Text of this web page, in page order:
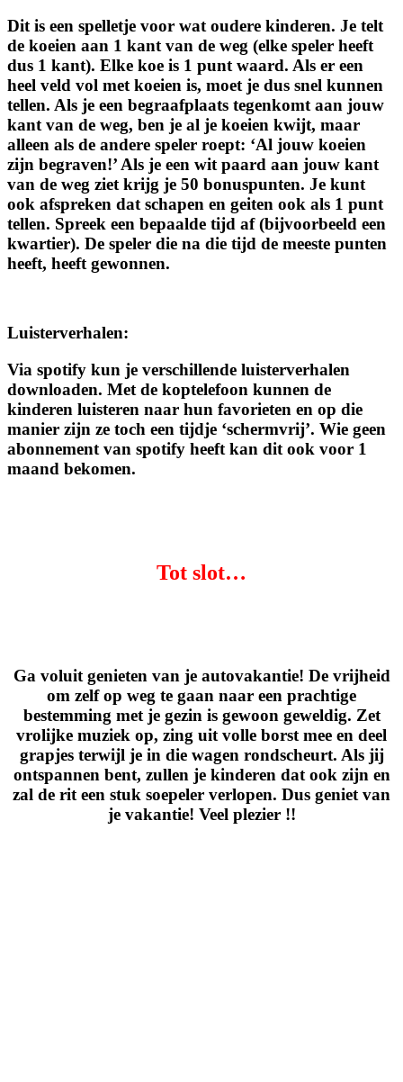
Dit is een spelletje voor wat oudere kinderen. Je telt
de koeien aan 1 kant van de weg (elke speler heeft
dus 1 kant). Elke koe is 1 punt waard. Als er een
heel veld vol met koeien is, moet je dus snel kunnen
tellen. Als je een begraafplaats tegenkomt aan jouw
kant van de weg, ben je al je koeien kwijt, maar
alleen als de andere speler roept: ‘Al jouw koeien
zijn begraven!’ Als je een wit paard aan jouw kant
van de weg ziet krijg je 50 bonuspunten. Je kunt
ook afspreken dat schapen en geiten ook als 1 punt
tellen. Spreek een bepaalde tijd af (bijvoorbeeld een
kwartier). De speler die na die tijd de meeste punten
heeft, heeft gewonnen.
Luisterverhalen:
Via spotify kun je verschillende luisterverhalen
downloaden. Met de koptelefoon kunnen de
kinderen luisteren naar hun favorieten en op die
manier zijn ze toch een tijdje ‘schermvrij’. Wie geen
abonnement van spotify heeft kan dit ook voor 1
maand bekomen.
Tot slot…
Ga voluit genieten van je autovakantie! De vrijheid
om zelf op weg te gaan naar een prachtige
bestemming met je gezin is gewoon geweldig. Zet
vrolijke muziek op, zing uit volle borst mee en deel
grapjes terwijl je in die wagen rondscheurt. Als jij
ontspannen bent, zullen je kinderen dat ook zijn en
zal de rit een stuk soepeler verlopen. Dus geniet van
je vakantie! Veel plezier !!